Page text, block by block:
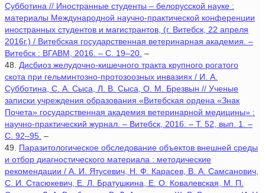
Субботина // Иностранные студенты – белорусской науке :
материалы Международной научно-практической конференции
иностранных студентов и магистрантов, (г. Витебск, 22 апреля
2016г.) / Витебская государственная ветеринарная академия. –
Витебск : ВГАВМ, 2016. – С. 19–20. –
48. Дисбиоз желудочно-кишечного тракта крупного рогатого
скота при гельминтозно-протозоозных инвазиях / И. А.
Субботина, С. А. Сыса, Л. В. Сыса, О. М. Брезвын // Ученые
записки учреждения образования «Витебская ордена «Знак
Почета» государственная академия ветеринарной медицины» :
научно-практический журнал. – Витебск, 2016. – Т. 52, вып. 1. –
С. 92–95. –
49. Паразитологическое обследование объектов внешней среды
и отбор диагностического материала : методические
рекомендации / А. И. Ятусевич, Н. Ф. Карасев, В. А. Самсанович,
С. И. Стасюкевич, Е. Л. Братушкина, Е. О. Ковалевская, М. П.